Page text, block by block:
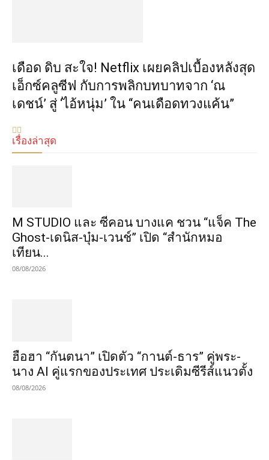
เดือด ดิบ สะใจ! Netflix เผยคลิปเบื้องหลังสุด
เอ็กซ์คลูซีฟ กับการพลิกบทบาทจาก ‘ณ
เดชน์’ สู่ ‘ไอ้หนุ่ม’ ใน “คนเดือดทวงแค้น”
เรื่องล่าสุด
M STUDIO และ ซีคอน บางแค ชวน “แจ็ค The
Ghost-เดนิส-บุ๋ม-เวนช์” เปิด “สำนักหมอ
เทียน...
08/08/2026
ฮือฮา “กันตนา” เปิดตัว “กานต์-ธาร” คู่พระ-
นาง AI คู่แรกของประเทศ ประเดิมซีรีส์แนวตั้ง
08/08/2026